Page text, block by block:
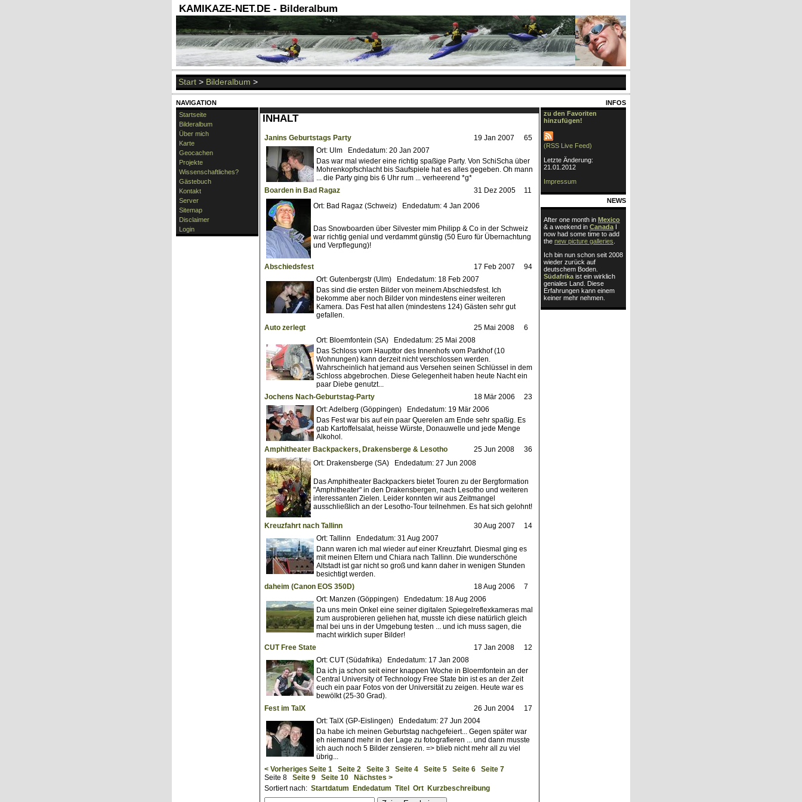
KAMIKAZE-NET.DE - Bilderalbum
Start > Bilderalbum >
NAVIGATION
Startseite
Bilderalbum
Über mich
Karte
Geocachen
Projekte
Wissenschaftliches?
Gästebuch
Kontakt
Server
Sitemap
Disclaimer
Login
INHALT
Janins Geburtstags Party 19 Jan 2007
65
Ort: Ulm Endedatum: 20 Jan 2007
Das war mal wieder eine richtig spaßige Party. Von SchiScha über
Mohrenkopfschlacht bis Saufspiele hat es alles gegeben. Oh mann
... die Party ging bis 6 Uhr rum ... verheerend *g*
Boarden in Bad Ragaz
31 Dez 2005
11
Ort: Bad Ragaz (Schweiz) Endedatum: 4 Jan 2006
Das Snowboarden über Silvester mim Philipp & Co in der Schweiz
war richtig genial und verdammt günstig (50 Euro für Übernachtung
und Verpflegung)!
Abschiedsfest 17 Feb 2007
94
Ort: Gutenbergstr (Ulm) Endedatum: 18 Feb 2007
Das sind die ersten Bilder von meinem Abschiedsfest. Ich
bekomme aber noch Bilder von mindestens einer weiteren
Kamera. Das Fest hat allen (mindestens 124) Gästen sehr gut
gefallen.
Auto zerlegt
25 Mai 2008
6
Ort: Bloemfontein (SA) Endedatum: 25 Mai 2008
Das Schloss vom Haupttor des Innenhofs vom Parkhof (10
Wohnungen) kann derzeit nicht verschlossen werden.
Wahrscheinlich hat jemand aus Versehen seinen Schlüssel in dem
Schloss abgebrochen. Diese Gelegenheit haben heute Nacht ein
paar Diebe genutzt...
Jochens Nach-Geburtstag-Party
18 Mär 2006
23
Ort: Adelberg (Göppingen) Endedatum: 19 Mär 2006
Das Fest war bis auf ein paar Querelen am Ende sehr spaßig. Es
gab Kartoffelsalat, heisse Würste, Donauwelle und jede Menge
Alkohol.
Amphitheater Backpackers, Drakensberge & Lesotho
25 Jun 2008
36
Ort: Drakensberge (SA) Endedatum: 27 Jun 2008
Das Amphitheater Backpackers bietet Touren zu der Bergformation
"Amphitheater" in den Drakensbergen, nach Lesotho und weiteren
interessanten Zielen. Leider konnten wir aus Zeitmangel
ausschließlich an der Lesotho-Tour teilnehmen. Es hat sich gelohnt!
Kreuzfahrt nach Tallinn 30 Aug 2007
14
Ort: Tallinn Endedatum: 31 Aug 2007
Dann waren ich mal wieder auf einer Kreuzfahrt. Diesmal ging es
mit meinen Eltern und Chiara nach Tallinn. Die wunderschöne
Altstadt ist gar nicht so groß und kann daher in wenigen Stunden
besichtigt werden.
daheim (Canon EOS 350D)
18 Aug 2006
7
Ort: Manzen (Göppingen) Endedatum: 18 Aug 2006
Da uns mein Onkel eine seiner digitalen Spiegelreflexkameras mal
zum ausprobieren geliehen hat, musste ich diese natürlich gleich
mal bei uns in der Umgebung testen ... und ich muss sagen, die
macht wirklich super Bilder!
CUT Free State
17 Jan 2008
12
Ort: CUT (Südafrika) Endedatum: 17 Jan 2008
Da ich ja schon seit einer knappen Woche in Bloemfontein an der
Central University of Technology Free State bin ist es an der Zeit
euch ein paar Fotos von der Universität zu zeigen. Heute war es
bewölkt (25-30 Grad).
Fest im TalX
26 Jun 2004
17
Ort: TalX (GP-Eislingen) Endedatum: 27 Jun 2004
Da habe ich meinen Geburtstag nachgefeiert... Gegen später war
eh niemand mehr in der Lage zu fotografieren ... und dann musste
ich auch noch 5 Bilder zensieren. => blieb nicht mehr all zu viel
übrig...
< Vorheriges Seite 1 Seite 2 Seite 3 Seite 4 Seite 5 Seite 6
Seite 7
Seite 8 Seite 9 Seite 10
Nächstes >
Sortiert nach: Startdatum Endedatum Titel Ort Kurzbeschreibung
INFOS
zu den Favoriten
hinzufügen!
(RSS Live Feed)
Letzte Änderung:
21.01.2012
Impressum
NEWS
After one month in Mexico
& a weekend in Canada I
now had some time to add
the new picture galleries
Ich bin nun schon seit 2008
wieder zurück auf
deutschem Boden.
Südafrika ist ein wirklich
geniales Land. Diese
Erfahrungen kann einem
keiner mehr nehmen.